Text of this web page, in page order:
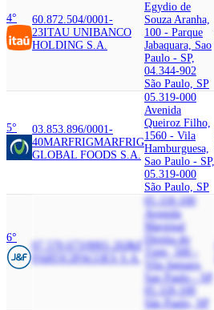
4°
60.872.504/0001-
23ITAU UNIBANCO
HOLDING S.A.
Egydio de
Souza Aranha,
100 - Parque
Jabaquara, Sao
Paulo - SP,
04.344-902
São Paulo, SP
5°
03.853.896/0001-
40MARFRIGMARFRIG
GLOBAL FOODS S.A.
05.319-000
Avenida
Queiroz Filho,
1560 - Vila
Hamburguesa,
Sao Paulo - SP,
05.319-000
São Paulo, SP
6°
07.570.673/0001-26J&F
PARTICIPACOES S.A.
05.118-100
Avenida
Marginal
Direita do
Tiete, 500 -
Vila Jaguara,
Sao Paulo - SP,
05.118-100
São Paulo, SP